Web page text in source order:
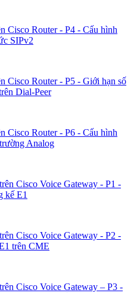
Cisco Router - P4 - Cấu hình
SIPv2
Cisco Router - P5 - Giới hạn số
Dial-Peer
Cisco Router - P6 - Cấu hình
Analog
Cisco Voice Gateway - P1 -
kế E1
Cisco Voice Gateway - P2 -
trên CME
Cisco Voice Gateway – P3 -